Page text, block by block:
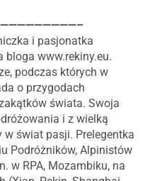
i pasjonatka
bloga www.rekiny.eu.
podczas których w
o przygodach
świata. Swoja
i z wielką
w świat pasji. Prelegentka
Podróżników, Alpinistów
w RPA, Mozambiku, na